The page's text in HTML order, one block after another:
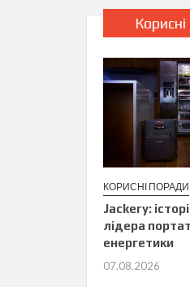
КОРИСНІ ПОРАДИ
Jackery:
лідера
енергетики
07.08.2026